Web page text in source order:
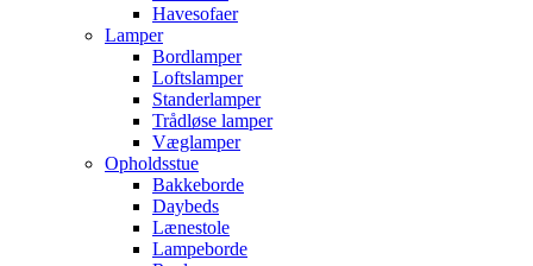
Havesofaer
Lamper
Bordlamper
Loftslamper
Standerlamper
Trådløse lamper
Væglamper
Opholdsstue
Bakkeborde
Daybeds
Lænestole
Lampeborde